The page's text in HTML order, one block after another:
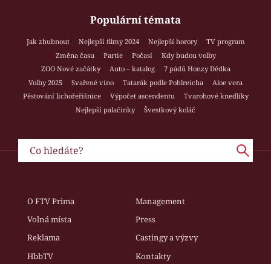
Populární témata
Jak zhubnout Nejlepší filmy 2024 Nejlepší horory
TV program
Změna času
Partie Počasí
Kdy budou volby
ZOO Nové začátky
Auto – katalog
7 pádů Honzy Dědka
Volby 2025
Svařené víno Tatarák podle Pohlreicha
Aloe vera
Pěstování lichořeřišnice
Výpočet ascendentu
Tvarohové knedlíky
Nejlepší palačinky
Švestkový koláč
O FTV Prima
Management
Volná místa
Press
Reklama
Castingy a výzvy
HbbTV
Kontakty